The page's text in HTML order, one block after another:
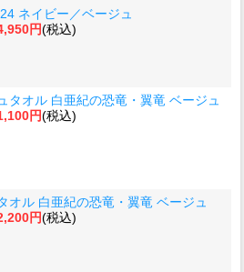
ネイビー／ベージュ
円(税込)
タオル 白亜紀の恐竜・翼竜 ベージュ
円(税込)
オル 白亜紀の恐竜・翼竜 ベージュ
円(税込)